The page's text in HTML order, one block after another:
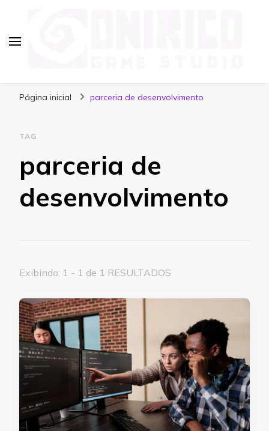
Página inicial parceria de desenvolvimento
TAG
parceria de
desenvolvimento
Exibindo: 1 - 1 de 1 RESULTADOS